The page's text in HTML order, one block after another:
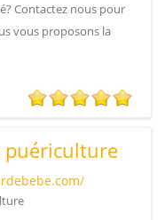
Contactez nous pour
vous proposons la
puériculture